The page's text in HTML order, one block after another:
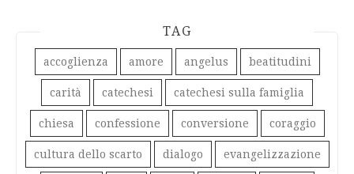
TAG
accoglienza amore angelus beatitudini
carità catechesi catechesi sulla famiglia
chiesa confessione conversione coraggio
cultura dello scarto dialogo evangelizzazione